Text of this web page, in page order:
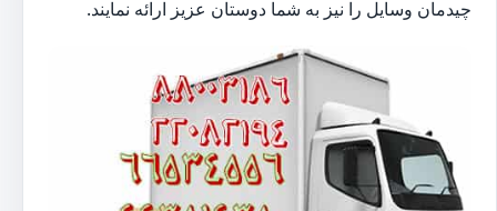
چیدمان وسایل را نیز به شما دوستان عزیز ارائه نمایند.